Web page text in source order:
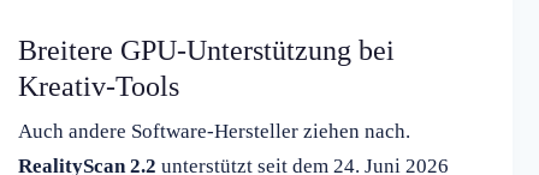
Breitere GPU-Unterstützung bei
Kreativ-Tools
Auch andere Software-Hersteller ziehen nach.
RealityScan 2.2 unterstützt seit dem 24. Juni 2026